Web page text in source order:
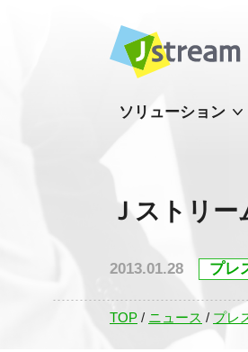
ソリューション
Ｊストリ
2013.01.28 プレ
TOP / ニュース / プレ